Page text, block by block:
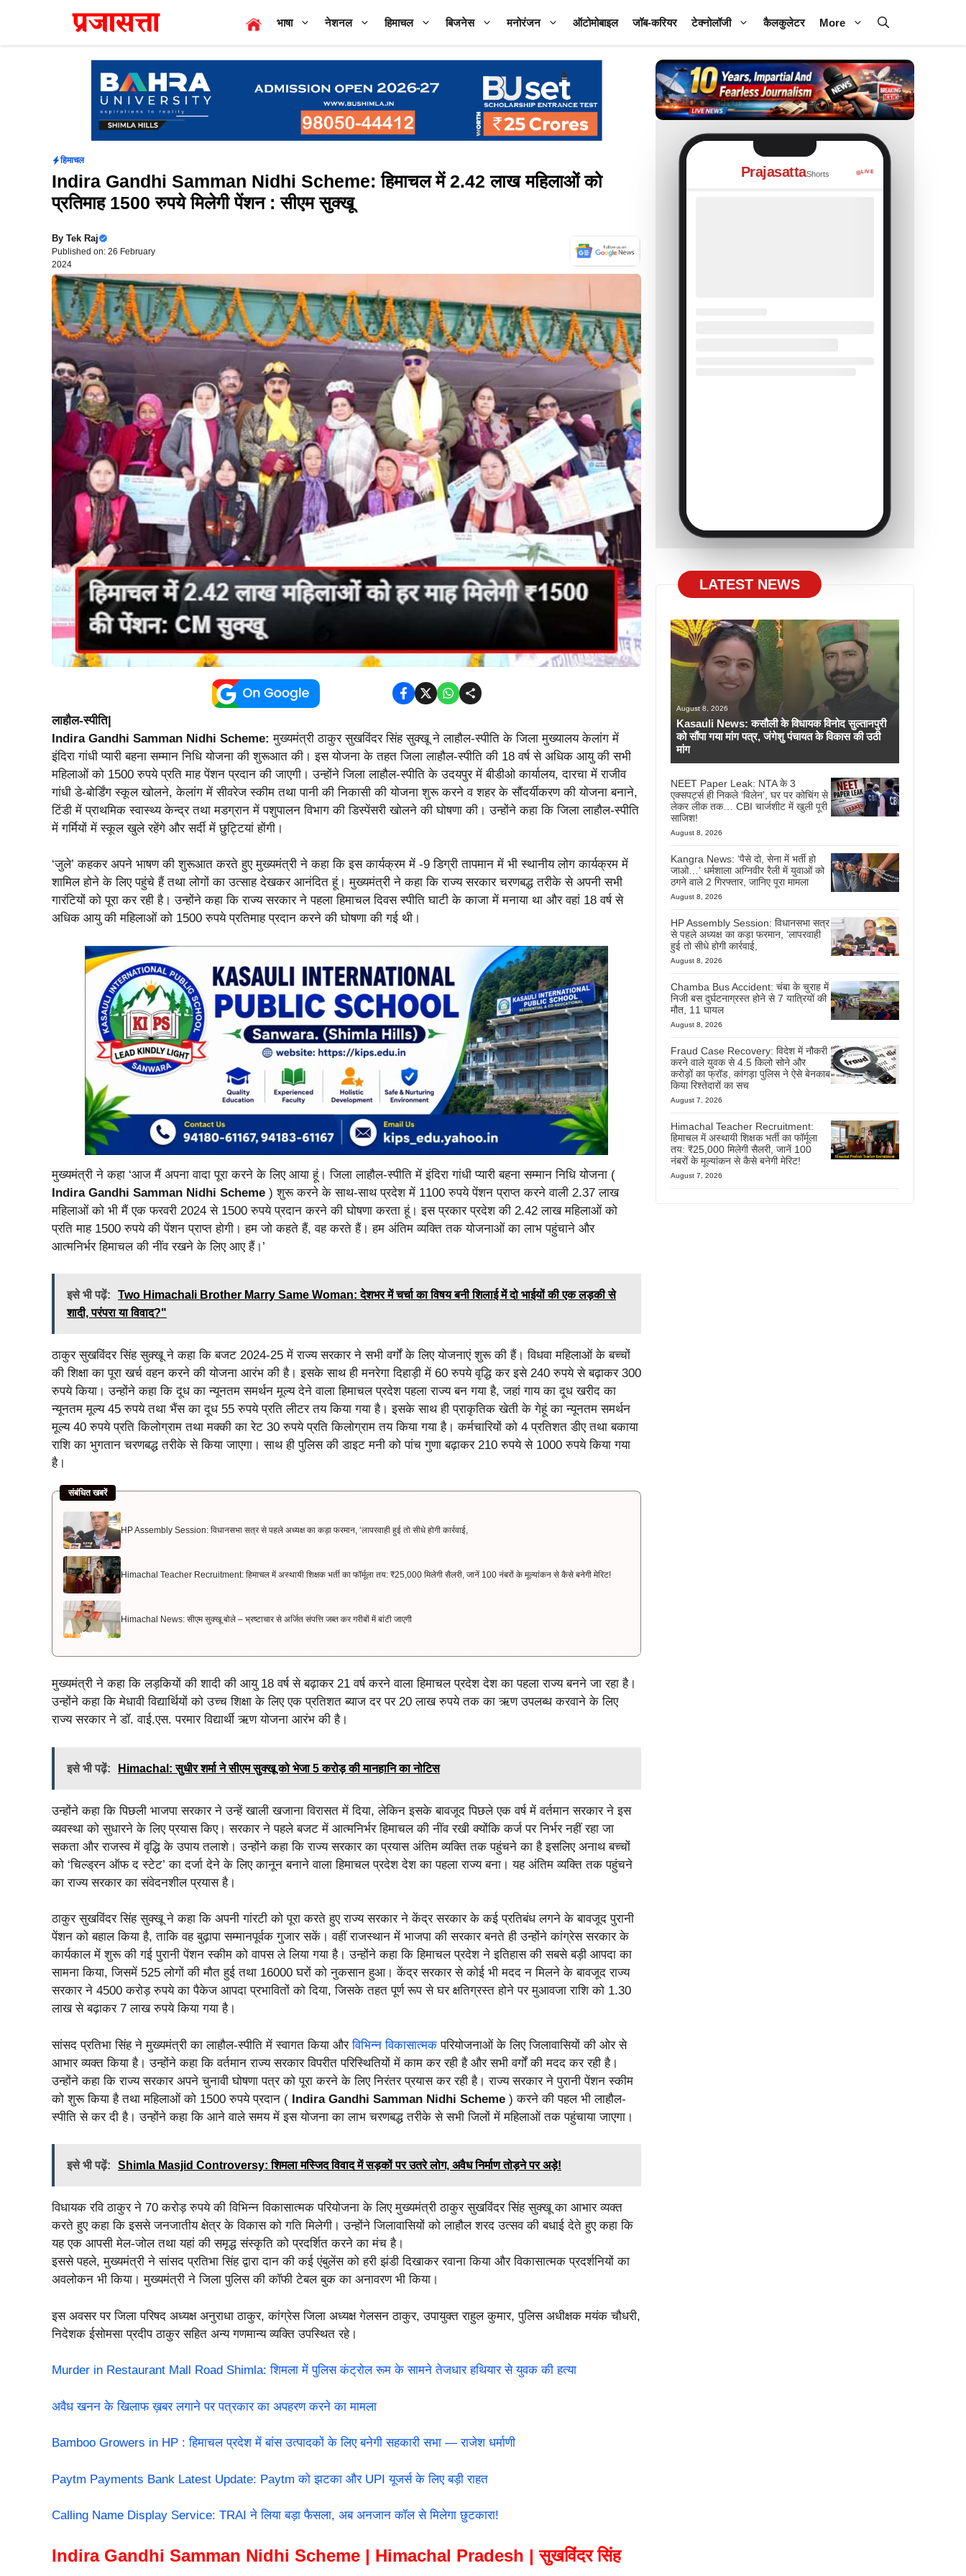
content
भाषा नेशनल हिमाचल बिजनेस मनोरंजन ऑटोमोबाइल जॉब-करियर टेक्नोलॉजी कैलकुलेटर More
हिमाचल
Indira Gandhi Samman Nidhi Scheme: हिमाचल में 2.42 लाख महिलाओं को
प्रतिमाह 1500 रुपये मिलेगी पेंशन : सीएम सुक्खू
By Tek Raj
Published on: 26 February
2024
लाहौल-स्पीति|
Indira Gandhi Samman Nidhi Scheme: मुख्यमंत्री ठाकुर सुखविंदर सिंह सुक्खू ने लाहौल-स्पीति के जिला मुख्यालय केलांग में
इंदिरा गांधी प्यारी बहना सम्मान निधि योजना की शुरूआत की। इस योजना के तहत जिला लाहौल-स्पीति की 18 वर्ष से अधिक आयु की सभी
महिलाओं को 1500 रुपये प्रति माह पेंशन प्रदान की जाएगी। उन्होंने जिला लाहौल-स्पीति के उदयपुर में बीडीओ कार्यालय, दारचा में राजीव
गांधी डे-बोर्डिंग स्कूल खोलने, केलांग में सीवरेज स्कीम तथा पानी की निकासी की योजना शुरू करने व शहर के सौंदर्यीकरण की योजना बनाने,
टिंडी में प्राथमिक स्वास्थ्य केन्द्र तथा मडग्रान में पशुपालन विभाग की डिस्पेंसरी खोलने की घोषणा की। उन्होंने कहा कि जिला लाहौल-स्पीति
में गर्मियों में स्कूल खुले रहेंगे और सर्दी में छुट्टियां होंगी।
‘जुले’ कहकर अपने भाषण की शुरूआत करते हुए मुख्यमंत्री ने कहा कि इस कार्यक्रम में -9 डिग्री तापमान में भी स्थानीय लोग कार्यक्रम में
शामिल होने के लिए पहुंचे हैं तथा लोगों का उत्साह देखकर आनंदित हूं। मुख्यमंत्री ने कहा कि राज्य सरकार चरणबद्ध तरीके से अपनी सभी
गारंटियों को पूरा कर रही है। उन्होंने कहा कि राज्य सरकार ने पहला हिमाचल दिवस स्पीति घाटी के काजा में मनाया था और वहां 18 वर्ष से
अधिक आयु की महिलाओं को 1500 रुपये प्रतिमाह प्रदान करने की घोषणा की गई थी।
मुख्यमंत्री ने कहा ‘आज मैं अपना वादा पूरा करने के लिए आया हूं। जिला लाहौल-स्पीति में इंदिरा गांधी प्यारी बहना सम्मान निधि योजना (
Indira Gandhi Samman Nidhi Scheme ) शुरू करने के साथ-साथ प्रदेश में 1100 रुपये पेंशन प्राप्त करने वाली 2.37 लाख
महिलाओं को भी मैं एक फरवरी 2024 से 1500 रुपये प्रदान करने की घोषणा करता हूं। इस प्रकार प्रदेश की 2.42 लाख महिलाओं को
प्रति माह 1500 रुपये की पेंशन प्राप्त होगी। हम जो कहते हैं, वह करते हैं। हम अंतिम व्यक्ति तक योजनाओं का लाभ पहुंचाने और
आत्मनिर्भर हिमाचल की नींव रखने के लिए आए हैं।’
इसे भी पढ़ें:
Two Himachali Brother Marry Same Woman: देशभर में चर्चा का विषय बनी शिलाई में दो भाईयों की एक लड़की से
शादी, परंपरा या विवाद?"
ठाकुर सुखविंदर सिंह सुक्खू ने कहा कि बजट 2024-25 में राज्य सरकार ने सभी वर्गों के लिए योजनाएं शुरू की हैं। विधवा महिलाओं के बच्चों
की शिक्षा का पूरा खर्च वहन करने की योजना आरंभ की है। इसके साथ ही मनरेगा दिहाड़ी में 60 रुपये वृद्धि कर इसे 240 रुपये से बढ़ाकर 300
रुपये किया। उन्होंने कहा कि दूध का न्यूनतम समर्थन मूल्य देने वाला हिमाचल प्रदेश पहला राज्य बन गया है, जहां गाय का दूध खरीद का
न्यूनतम मूल्य 45 रुपये तथा भैंस का दूध 55 रुपये प्रति लीटर तय किया गया है। इसके साथ ही प्राकृतिक खेती के गेहूं का न्यूनतम समर्थन
मूल्य 40 रुपये प्रति किलोग्राम तथा मक्की का रेट 30 रुपये प्रति किलोग्राम तय किया गया है। कर्मचारियों को 4 प्रतिशत डीए तथा बकाया
राशि का भुगतान चरणबद्ध तरीके से किया जाएगा। साथ ही पुलिस की डाइट मनी को पांच गुणा बढ़ाकर 210 रुपये से 1000 रुपये किया गया
है।
संबंधित खबरें
HP Assembly Session: विधानसभा सत्र से पहले अध्यक्ष का कड़ा फरमान, ‘लापरवाही हुई तो सीधे होगी कार्रवाई,
Himachal Teacher Recruitment: हिमाचल में अस्थायी शिक्षक भर्ती का फॉर्मूला तय: ₹25,000 मिलेगी सैलरी, जानें 100 नंबरों के मूल्यांकन से कैसे बनेगी मेरिट!
Himachal News: सीएम सुक्खू बोले – भ्रष्टाचार से अर्जित संपत्ति जब्त कर गरीबों में बांटी जाएगी
मुख्यमंत्री ने कहा कि लड़कियों की शादी की आयु 18 वर्ष से बढ़ाकर 21 वर्ष करने वाला हिमाचल प्रदेश देश का पहला राज्य बनने जा रहा है।
उन्होंने कहा कि मेधावी विद्यार्थियों को उच्च शिक्षा के लिए एक प्रतिशत ब्याज दर पर 20 लाख रुपये तक का ऋण उपलब्ध करवाने के लिए
राज्य सरकार ने डॉ. वाई.एस. परमार विद्यार्थी ऋण योजना आरंभ की है।
इसे भी पढ़ें: Himachal: सुधीर शर्मा ने सीएम सुक्खू को भेजा 5 करोड़ की मानहानि का नोटिस
उन्होंने कहा कि पिछली भाजपा सरकार ने उन्हें खाली खजाना विरासत में दिया, लेकिन इसके बावजूद पिछले एक वर्ष में वर्तमान सरकार ने इस
व्यवस्था को सुधारने के लिए प्रयास किए। सरकार ने पहले बजट में आत्मनिर्भर हिमाचल की नींव रखी क्योंकि कर्ज पर निर्भर नहीं रहा जा
सकता और राजस्व में वृद्धि के उपाय तलाशे। उन्होंने कहा कि राज्य सरकार का प्रयास अंतिम व्यक्ति तक पहुंचने का है इसलिए अनाथ बच्चों
को ‘चिल्ड्रन ऑफ द स्टेट’ का दर्जा देने के लिए कानून बनाने वाला हिमाचल प्रदेश देश का पहला राज्य बना। यह अंतिम व्यक्ति तक पहुंचने
का राज्य सरकार का संवेदनशील प्रयास है।
ठाकुर सुखविंदर सिंह सुक्खू ने कहा कि अपनी गांरटी को पूरा करते हुए राज्य सरकार ने केंद्र सरकार के कई प्रतिबंध लगने के बावजूद पुरानी
पेंशन को बहाल किया है, ताकि वह बुढ़ापा सम्मानपूर्वक गुजार सकें। वहीं राजस्थान में भाजपा की सरकार बनते ही उन्होंने कांग्रेस सरकार के
कार्यकाल में शुरू की गई पुरानी पेंशन स्कीम को वापस ले लिया गया है। उन्होंने कहा कि हिमाचल प्रदेश ने इतिहास की सबसे बड़ी आपदा का
सामना किया, जिसमें 525 लोगों की मौत हुई तथा 16000 घरों को नुकसान हुआ। केंद्र सरकार से कोई भी मदद न मिलने के बावजूद राज्य
सरकार ने 4500 करोड़ रुपये का पैकेज आपदा प्रभावितों को दिया, जिसके तहत पूर्ण रूप से घर क्षतिग्रस्त होने पर मुआवजा राशि को 1.30
लाख से बढ़ाकर 7 लाख रुपये किया गया है।
सांसद प्रतिभा सिंह ने मुख्यमंत्री का लाहौल-स्पीति में स्वागत किया औरविभिन्न विकासात्मकपरियोजनाओं के लिए जिलावासियों की ओर से
आभार व्यक्त किया है। उन्होंने कहा कि वर्तमान राज्य सरकार विपरीत परिस्थितियों में काम कर रही है और सभी वर्गों की मदद कर रही है।
उन्होंने कहा कि राज्य सरकार अपने चुनावी घोषणा पत्र को पूरा करने के लिए निरंतर प्रयास कर रही है। राज्य सरकार ने पुरानी पेंशन स्कीम
को शुरू किया है तथा महिलाओं को 1500 रुपये प्रदान ( Indira Gandhi Samman Nidhi Scheme ) करने की पहल भी लाहौल-
स्पीति से कर दी है। उन्होंने कहा कि आने वाले समय में इस योजना का लाभ चरणबद्ध तरीके से सभी जिलों में महिलाओं तक पहुंचाया जाएगा।
इसे भी पढ़ें: Shimla Masjid Controversy: शिमला मस्जिद विवाद में सड़कों पर उतरे लोग, अवैध निर्माण तोड़ने पर अड़े!
विधायक रवि ठाकुर ने 70 करोड़ रुपये की विभिन्न विकासात्मक परियोजना के लिए मुख्यमंत्री ठाकुर सुखविंदर सिंह सुक्खू का आभार व्यक्त
करते हुए कहा कि इससे जनजातीय क्षेत्र के विकास को गति मिलेगी। उन्होंने जिलावासियों को लाहौल शरद उत्सव की बधाई देते हुए कहा कि
यह एक आपसी मेल-जोल तथा यहां की समृद्ध संस्कृति को प्रदर्शित करने का मंच है।
इससे पहले, मुख्यमंत्री ने सांसद प्रतिभा सिंह द्वारा दान की कई एंबुलेंस को हरी झंडी दिखाकर रवाना किया और विकासात्मक प्रदर्शनियों का
अवलोकन भी किया। मुख्यमंत्री ने जिला पुलिस की कॉफी टेबल बुक का अनावरण भी किया।
इस अवसर पर जिला परिषद अध्यक्ष अनुराधा ठाकुर, कांग्रेस जिला अध्यक्ष गेलसन ठाकुर, उपायुक्त राहुल कुमार, पुलिस अधीक्षक मयंक चौधरी,
निदेशक ईसोमसा प्रदीप ठाकुर सहित अन्य गणमान्य व्यक्ति उपस्थित रहे।
Murder in Restaurant Mall Road Shimla: शिमला में पुलिस कंट्रोल रूम के सामने तेजधार हथियार से युवक की हत्या
अवैध खनन के खिलाफ ख़बर लगाने पर पत्रकार का अपहरण करने का मामला
Bamboo Growers in HP : हिमाचल प्रदेश में बांस उत्पादकों के लिए बनेगी सहकारी सभा — राजेश धर्माणी
Paytm Payments Bank Latest Update: Paytm को झटका और UPI यूजर्स के लिए बड़ी राहत
Calling Name Display Service: TRAI ने लिया बड़ा फैसला, अब अनजान कॉल से मिलेगा छुटकारा!
Indira Gandhi Samman Nidhi Scheme | Himachal Pradesh | सुखविंदर सिंह
PrajasattaShorts LIVE
LATEST NEWS
August 8, 2026
Kasauli News: कसौली के विधायक विनोद सुल्तानपुरी
को सौंपा गया मांग पत्र, जंगेशु पंचायत के विकास की उठी
मांग
NEET Paper Leak: NTA के 3
एक्सपर्ट्स ही निकले ‘विलेन’, घर पर कोचिंग से
लेकर लीक तक… CBI चार्जशीट में खुली पूरी
साजिश!
August 8, 2026
Kangra News: ‘पैसे दो, सेना में भर्ती हो
जाओ…’ धर्मशाला अग्निवीर रैली में युवाओं को
ठगने वाले 2 गिरफ्तार, जानिए पूरा मामला
August 8, 2026
HP Assembly Session: विधानसभा सत्र
से पहले अध्यक्ष का कड़ा फरमान, ‘लापरवाही
हुई तो सीधे होगी कार्रवाई,
August 8, 2026
Chamba Bus Accident: चंबा के चुराह में
निजी बस दुर्घटनाग्रस्त होने से 7 यात्रियों की
मौत, 11 घायल
August 8, 2026
Fraud Case Recovery: विदेश में नौकरी
करने वाले युवक से 4.5 किलो सोने और
करोड़ों का फ्रॉड, कांगड़ा पुलिस ने ऐसे बेनकाब
किया रिश्तेदारों का सच
August 7, 2026
Himachal Teacher Recruitment:
हिमाचल में अस्थायी शिक्षक भर्ती का फॉर्मूला
तय: ₹25,000 मिलेगी सैलरी, जानें 100
नंबरों के मूल्यांकन से कैसे बनेगी मेरिट!
August 7, 2026